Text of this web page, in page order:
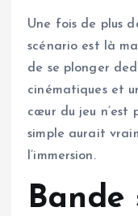
Une fois de plus
scénario est là
de se plonger
cinématiques et
cœur du jeu n’est
simple aurait
l’immersion.
Bande